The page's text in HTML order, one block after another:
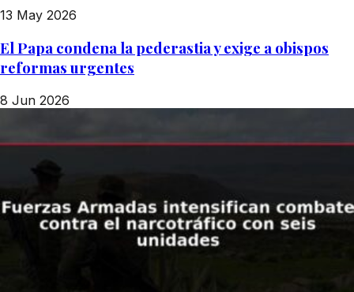
13 May 2026
El Papa condena la pederastia y exige a obispos
reformas urgentes
8 Jun 2026